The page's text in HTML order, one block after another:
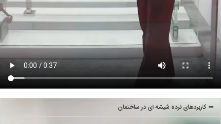
کاربردهای نرده شیشه ای در ساختمان